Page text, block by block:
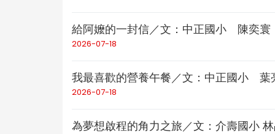
給阿嬤的一封信／文：中正國小 陳奕寰
2026-07-18
我最喜歡的營養午餐／文：中正國小 葉
2026-07-18
為夢想啟程的角力之旅／文：介壽國小